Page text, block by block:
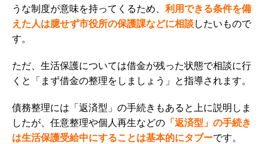
うな制度が意味を持ってくるため、 利用できる条件を備
えた人は臆せず市役所の保護課などに相談したいもので
す。
ただ、生活保護については借金が残った状態で相談に行
くと「まず借金の整理をしましょう」と指導されます。
債務整理には「返済型」の手続きもあると上に説明しま
したが、 任意整理や個人再生などの 「返済型」の手続き
は生活保護受給中にすることは基本的にタブーです。